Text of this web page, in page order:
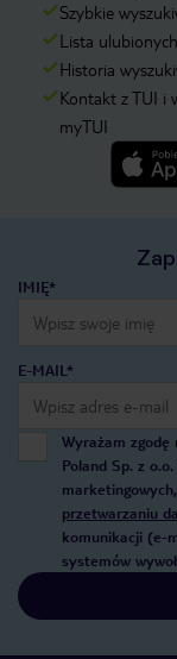
Szybkie
Lista
Historia
Kontakt z TUI i
myTUI
IMIĘ*
E-MAIL*
Wyrażam zgodę
Poland Sp. z
przetwarzaniu
komunikacji (e-
systemów